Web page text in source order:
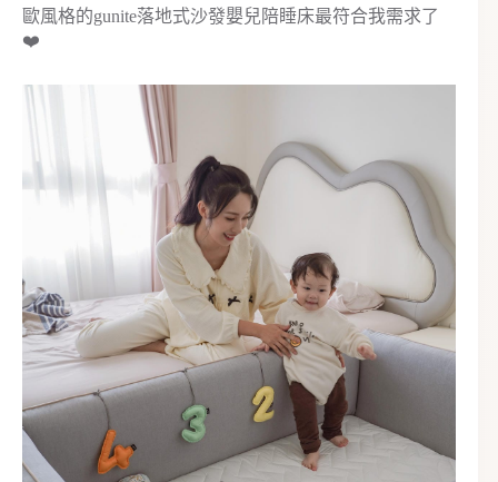
歐風格的gunite落地式沙發嬰兒陪睡床最符合我需求了
❤️